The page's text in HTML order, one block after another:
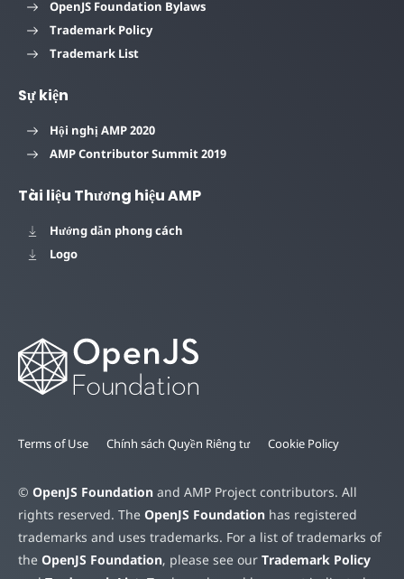
OpenJS Foundation Bylaws
Trademark Policy
Trademark List
Sự kiện
Hội nghị AMP 2020
AMP Contributor Summit 2019
Tài liệu Thương hiệu AMP
Hướng dẫn phong cách
Logo
Terms of Use Chính sách Quyền Riêng tư Cookie Policy
© OpenJS Foundation and AMP Project contributors. All
rights reserved. The OpenJS Foundation has registered
trademarks and uses trademarks. For a list of trademarks of
the OpenJS Foundation, please see our Trademark Policy